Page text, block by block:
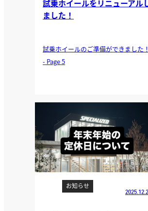
試乗ホイールをリニューアル
ました！
試乗ホイールのご準備ができました！
- Page 5
お知らせ